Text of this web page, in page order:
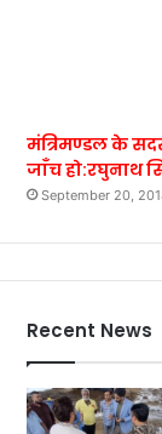
मंत्रिमण्डल के
जाँच हो:रघुनाथ
September 20,
Recent News